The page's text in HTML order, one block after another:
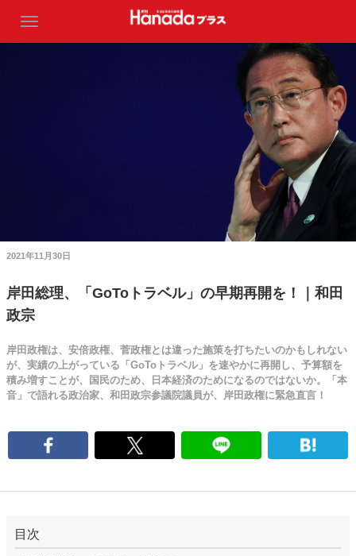
2021年11月30日
岸田総理、「GoToトラベル」の早期再開を！｜和田
政宗
岸田政権は、安倍政権、菅政権とは違った施策を打ちたいのかもしれない
が、実績の上がっている「GoToトラベル」を速やかに再開し、予算額を
積み増すことが、国民のため、日本経済のためになるのではないか。「本
音」で語れる政治家、和田政宗参議院議員が、岸田政権に緊急直言！
目次